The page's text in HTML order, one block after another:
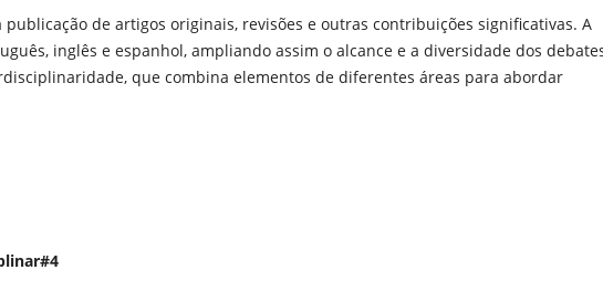
de artigos originais, revisões e outras contribuições significativas. A
inglês e espanhol, ampliando assim o alcance e a diversidade dos
que combina elementos de diferentes áreas para abordar